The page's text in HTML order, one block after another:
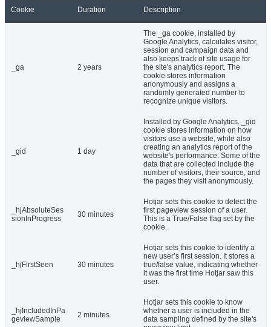
Cookie Duration Description
_ga 2 years
The _ga cookie, installed by
Google Analytics, calculates visitor,
session and campaign data and
also keeps track of site usage for
the site's analytics report. The
cookie stores information
anonymously and assigns a
randomly generated number to
recognize unique visitors.
_gid 1 day
Installed by Google Analytics, _gid
cookie stores information on how
visitors use a website, while also
creating an analytics report of the
website's performance. Some of the
data that are collected include the
number of visitors, their source, and
the pages they visit anonymously.
_hjAbsoluteSes
sionInProgress
30 minutes
Hotjar sets this cookie to detect the
first pageview session of a user.
This is a True/False flag set by the
cookie.
_hjFirstSeen 30 minutes
Hotjar sets this cookie to identify a
new user’s first session. It stores a
true/false value, indicating whether
it was the first time Hotjar saw this
user.
_hjIncludedInPa
geviewSample
2 minutes
Hotjar sets this cookie to know
whether a user is included in the
data sampling defined by the site's